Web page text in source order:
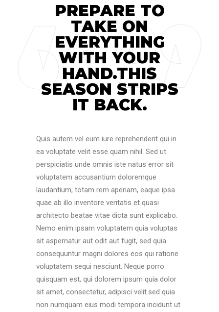
PREPARE TO
TAKE ON
EVERYTHING
WITH YOUR
HAND.THIS
SEASON STRIPS
IT BACK.
Quis autem vel eum iure reprehenderit qui in
ea voluptate velit esse quam nihil. Sed ut
perspiciatis unde omnis iste natus error sit
voluptatem accusantium doloremque
laudantium, totam rem aperiam, eaque ipsa
quae ab illo inventore veritatis et quasi
architecto beatae vitae dicta sunt explicabo.
Nemo enim ipsam voluptatem quia voluptas
sit aspernatur aut odit aut fugit, sed quia
consequuntur magni dolores eos qui ratione
voluptatem sequi nesciunt. Neque porro
quisquam est, qui dolorem ipsum quia dolor
sit amet, consectetur, adipisci velit.sed quia
non numquam eius modi tempora incidunt ut